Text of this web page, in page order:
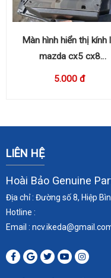
Màn hình hiển thị kính
mazda cx5 cx8
KCD455HU0B
5.000 đ
LIÊN HỆ
Hoài Bảo Genuine
Địa chỉ : Đường số 8, Hiệp
Hotline :
Email : ncv.ikeda